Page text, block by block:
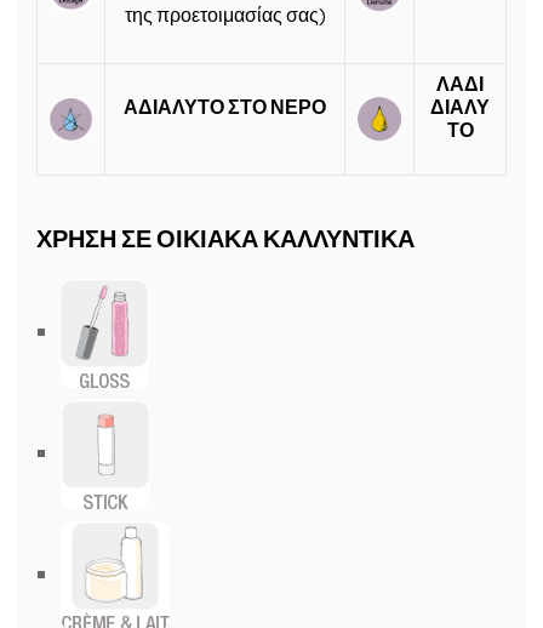
της προετοιμασίας σας)
ΑΔΙΑΛΥΤΟ ΣΤΟ ΝΕΡΟ
ΛΑΔΙ
ΔΙΑΛΥ
ΤΟ
ΧΡΗΣΗ ΣΕ ΟΙΚΙΑΚΑ ΚΑΛΛΥΝΤΙΚΑ